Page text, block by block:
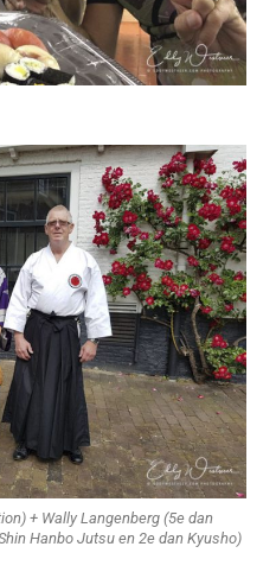
+ Wally Langenberg (5e dan
Hanbo Jutsu en 2e dan Kyusho)